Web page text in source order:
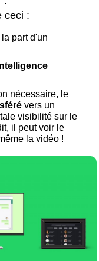
ceci :
part d'un
nécessaire, le
vers un
visibilité sur le
il peut voir le
la vidéo !